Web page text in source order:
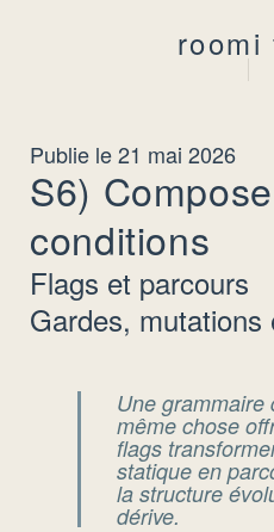
roomi
Publie le 21 mai 2026
S6)
conditions
Flags et parcours
Gardes, mutations
Une grammaire
même chose
flags
statique en
la structure
dérive.